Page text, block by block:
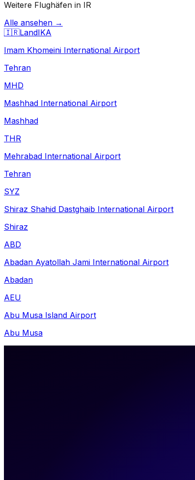
Weitere Flughäfen in IR
Alle ansehen →
🇮🇷LandIKA
Imam Khomeini International Airport
Tehran
MHD
Mashhad International Airport
Mashhad
THR
Mehrabad International Airport
Tehran
SYZ
Shiraz Shahid Dastghaib International Airport
Shiraz
ABD
Abadan Ayatollah Jami International Airport
Abadan
AEU
Abu Musa Island Airport
Abu Musa